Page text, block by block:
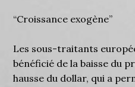
“Croissance exogène”
Les sous-traitants
bénéficié de la baisse du
hausse du dollar, qui a